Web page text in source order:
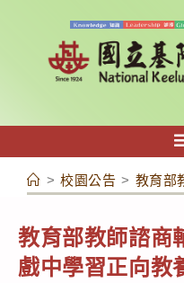
容
> 校園公告 > 教育部
教育部教師諮商
戲中學習正向教